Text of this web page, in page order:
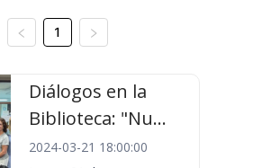
1
Diálogos en la
Biblioteca: "Nu...
2024-03-21 18:00:00